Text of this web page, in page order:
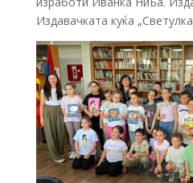
Издавачката куќа